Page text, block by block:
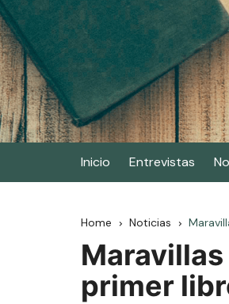
Skip
to
content
El periódico digital de los
Inicio Entrevistas
Home Noticias
primer